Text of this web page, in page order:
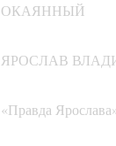
ОКАЯННЫЙ
ЯРОСЛАВ
«Правда